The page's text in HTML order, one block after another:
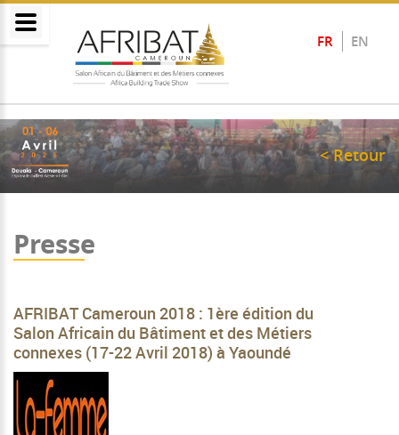
FR EN
Presse
< Retour
AFRIBAT Cameroun 2018 : 1ère édition du
Salon Africain du Bâtiment et des Métiers
connexes (17-22 Avril 2018) à Yaoundé